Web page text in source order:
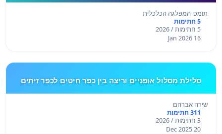
תומכי המפלגה הכלכלית
5 חתימות
5 חתימות / 2026
16 Jan 2026
סלילת מסלול אופניים וריצה בין כפר חיטים לכפר זיתים
שירה אברהם
311 חתימות
3 חתימות / 2026
20 Dec 2025